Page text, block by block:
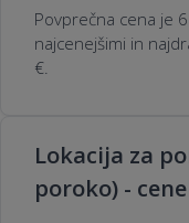
Povprečna cena je
najcenejšimi in
€.
Lokacija za
poroko) - cene